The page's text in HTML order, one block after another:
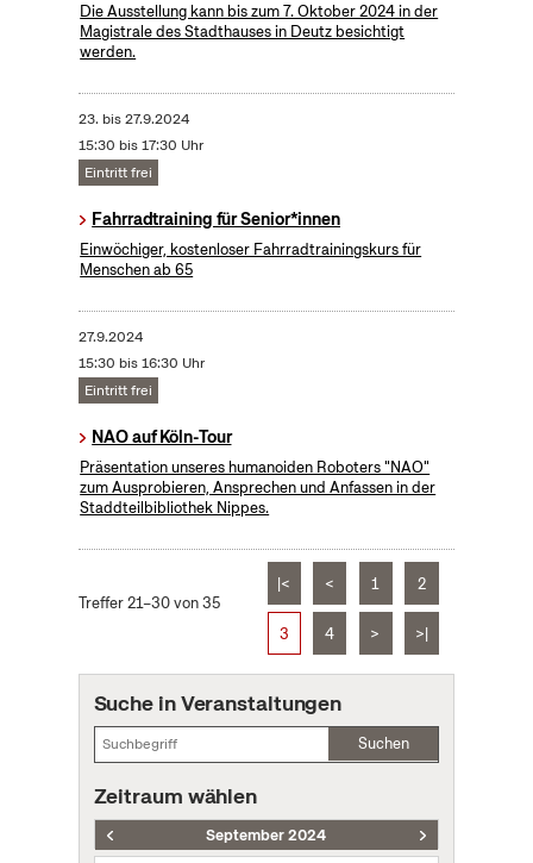
Die Ausstellung kann bis zum 7. Oktober 2024 in der
Magistrale des Stadthauses in Deutz besichtigt
werden.
23. bis27.9.2024
15:30 bis 17:30 Uhr
Eintritt frei
Fahrradtraining für Senior*innen
Einwöchiger, kostenloser Fahrradtrainingskurs für
Menschen ab 65
27.9.2024
15:30 bis 16:30 Uhr
Eintritt frei
NAO auf Köln-Tour
Präsentation unseres humanoiden Roboters "NAO"
zum Ausprobieren, Ansprechen und Anfassen in der
Staddteilbibliothek Nippes.
Treffer 21–30 von 35
|< < 1 2
3 4 > >|
Suche in Veranstaltungen
Suchen
Zeitraum wählen
September 2024